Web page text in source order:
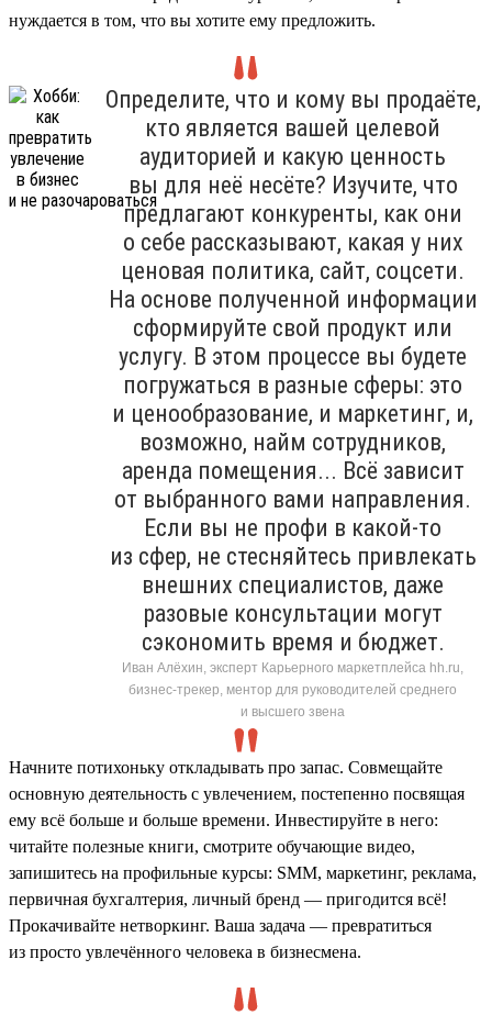
нуждается в том, что вы хотите ему предложить.
Определите, что и кому вы продаёте,
кто является вашей целевой
аудиторией и какую ценность
вы для неё несёте? Изучите, что
предлагают конкуренты, как они
о себе рассказывают, какая у них
ценовая политика, сайт, соцсети.
На основе полученной информации
сформируйте свой продукт или
услугу. В этом процессе вы будете
погружаться в разные сферы: это
и ценообразование, и маркетинг, и,
возможно, найм сотрудников,
аренда помещения... Всё зависит
от выбранного вами направления.
Если вы не профи в какой-то
из сфер, не стесняйтесь привлекать
внешних специалистов, даже
разовые консультации могут
сэкономить время и бюджет.
Иван Алёхин, эксперт Карьерного маркетплейса hh.ru,
бизнес-трекер, ментор для руководителей среднего
и высшего звена
Начните потихоньку откладывать про запас. Совмещайте
основную деятельность с увлечением, постепенно посвящая
ему всё больше и больше времени. Инвестируйте в него:
читайте полезные книги, смотрите обучающие видео,
запишитесь на профильные курсы: SMM, маркетинг, реклама,
первичная бухгалтерия, личный бренд — пригодится всё!
Прокачивайте нетворкинг. Ваша задача — превратиться
из просто увлечённого человека в бизнесмена.